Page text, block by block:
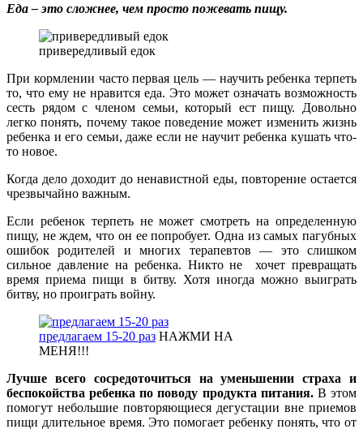
Еда – это сложнее, чем просто пожевать пищу.
привередливый едок
При кормлении часто первая цель — научить ребенка терпеть
то, что ему не нравится еда. Это может означать возможность
сесть рядом с членом семьи, который ест пищу. Довольно
легко понять, почему такое поведение может изменить жизнь
ребенка и его семьи, даже если не научит ребенка кушать что-
то новое.
Когда дело доходит до ненавистной еды, повторение остается
чрезвычайно важным.
Если ребенок терпеть не может смотреть на определенную
пищу, не ждем, что он ее попробует. Одна из самых пагубных
ошибок родителей и многих терапевтов — это слишком
сильное давление на ребенка. Никто не хочет превращать
время приема пищи в битву. Хотя иногда можно выиграть
битву, но проиграть войну.
предлагаем 15-20 раз НАЖМИ НА
МЕНЯ!!!
Лучше всего сосредоточиться на уменьшении страха и
беспокойства ребенка по поводу продукта питания.В этом
помогут небольшие повторяющиеся дегустации вне приемов
пищи длительное время. Это помогает ребенку понять, что от